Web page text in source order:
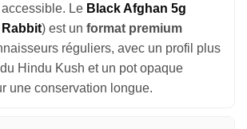
Le Black Afghan 5g
) est un format premium
réguliers, avec un profil plus
Hindu Kush et un pot opaque
une conservation longue.
filtres